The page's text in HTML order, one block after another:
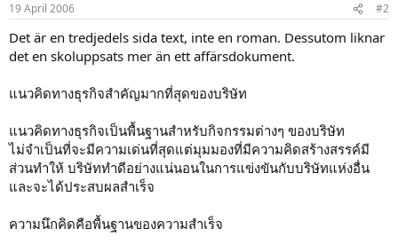
19 April 2006 #2
Det är en tredjedels sida text, inte en roman. Dessutom liknar
det en skoluppsats mer än ett affärsdokument.
แนวคิดทางธุรกิจสำคัญมากที่สุดของบริษัท
แนวคิดทางธุรกิจเป็นพื้นฐานสำหรับกิจกรรมต่างๆ ของบริษัท
ไม่จำเป็นที่จะมีความเด่นที่สุดแต่มุมมองที่มีความคิดสร้างสรรค์มี
ส่วนทำให้ บริษัททำดีอย่างแน่นอนในการแข่งขันกับบริษัทแห่งอื่น
และจะได้ประสบผลสำเร็จ
ความนึกคิดคือพื้นฐานของความสำเร็จ